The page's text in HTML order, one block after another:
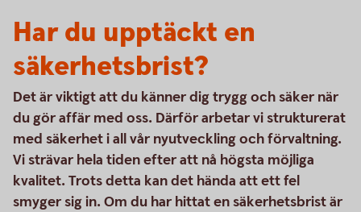
Har du upptäckt en
säkerhetsbrist?
Det är viktigt att du känner dig trygg och säker när
du gör affär med oss. Därför arbetar vi strukturerat
med säkerhet i all vår nyutveckling och förvaltning.
Vi strävar hela tiden efter att nå högsta möjliga
kvalitet. Trots detta kan det hända att ett fel
smyger sig in. Om du har hittat en säkerhetsbrist är